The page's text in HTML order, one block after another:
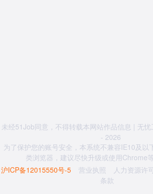
未经51Job同意，不得转载本网站作品信息 | 无
- 2026
为了保护您的账号安全，本系统不兼容IE10及以
类浏览器，建议尽快升级或使用Chrome
沪ICP备12015550号-5
营业执照 人力资源许
条款